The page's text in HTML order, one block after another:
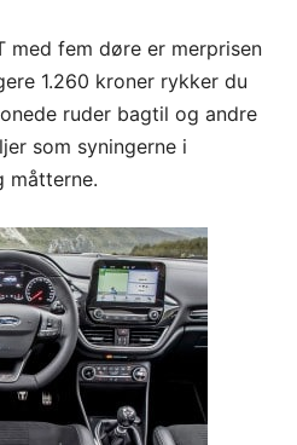
med fem døre er merprisen
1.260 kroner rykker du
ruder bagtil og andre
som syningerne i